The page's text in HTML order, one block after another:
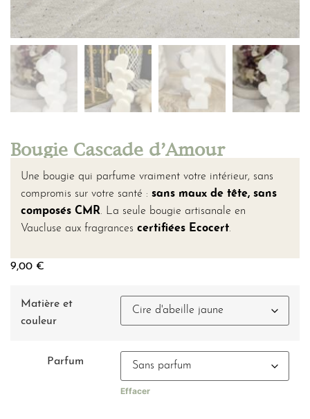
Bougie Cascade d’Amour
Une bougie qui parfume vraiment votre intérieur, sans
compromis sur votre santé : sans maux de tête, sans
composés CMR. La seule bougie artisanale en
Vaucluse aux fragrances certifiées Ecocert.
9,00 €
Matière et
couleur
Parfum
Effacer